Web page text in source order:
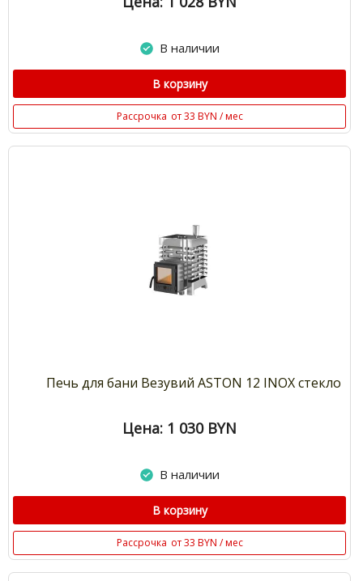
В наличии
В корзину
Рассрочка от 33 BYN / мес
Печь для бани Везувий ASTON 12 INOX стекло
Цена: 1 030 BYN
В наличии
В корзину
Рассрочка от 33 BYN / мес